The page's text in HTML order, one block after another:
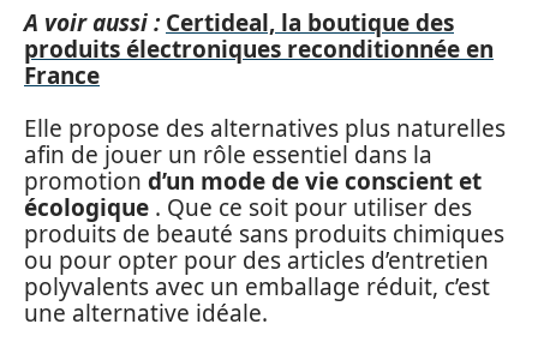
A voir aussi : Certideal, la boutique des
produits électroniques reconditionnée en
France
Elle propose des alternatives plus naturelles
afin de jouer un rôle essentiel dans la
promotion d’un mode de vie conscient et
écologique . Que ce soit pour utiliser des
produits de beauté sans produits chimiques
ou pour opter pour des articles d’entretien
polyvalents avec un emballage réduit, c’est
une alternative idéale.